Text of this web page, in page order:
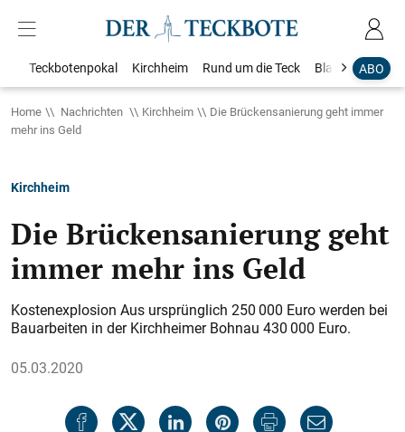
ABO
Teckbotenpokal Kirchheim Rund um die Teck Blaulicht
Home Nachrichten Kirchheim
Die Brückensanierung geht immer
mehr ins Geld
Kirchheim
Die Brückensanierung geht
immer mehr ins Geld
Kostenexplosion Aus ursprünglich 250 000 Euro werden bei
Bauarbeiten in der Kirchheimer Bohnau 430 000 Euro.
05.03.2020